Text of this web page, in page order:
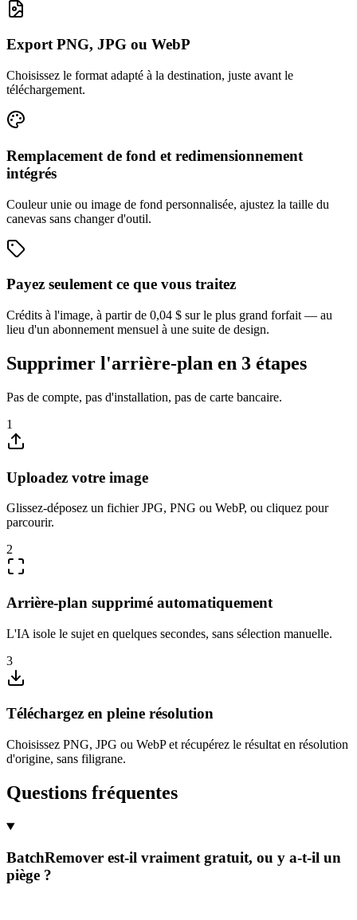
Export PNG, JPG ou WebP
Choisissez le format adapté à la destination, juste avant le
téléchargement.
Remplacement de fond et redimensionnement
intégrés
Couleur unie ou image de fond personnalisée, ajustez la taille du
canevas sans changer d'outil.
Payez seulement ce que vous traitez
Crédits à l'image, à partir de 0,04 $ sur le plus grand forfait — au
lieu d'un abonnement mensuel à une suite de design.
Supprimer l'arrière-plan en 3 étapes
Pas de compte, pas d'installation, pas de carte bancaire.
1
Uploadez votre image
Glissez-déposez un fichier JPG, PNG ou WebP, ou cliquez pour
parcourir.
2
Arrière-plan supprimé automatiquement
L'IA isole le sujet en quelques secondes, sans sélection manuelle.
3
Téléchargez en pleine résolution
Choisissez PNG, JPG ou WebP et récupérez le résultat en résolution
d'origine, sans filigrane.
Questions fréquentes
BatchRemover est-il vraiment gratuit, ou y a-t-il un
piège ?